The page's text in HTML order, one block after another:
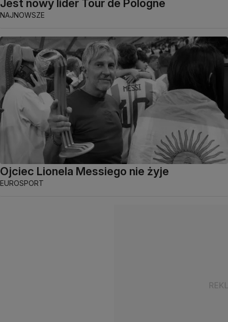
Jest nowy lider Tour de Pologne
NAJNOWSZE
Ojciec Lionela Messiego nie żyje
EUROSPORT